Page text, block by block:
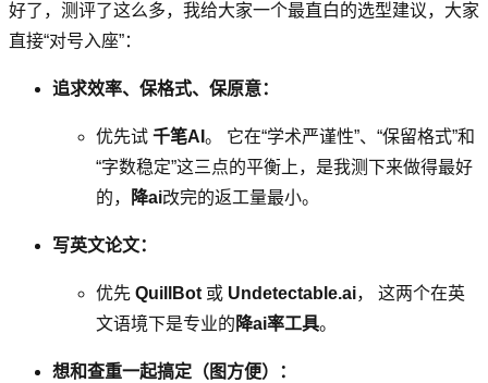
好了，测评了这么多，我给大家一个最直白的选型建议，大家
直接“对号入座”：
追求效率、保格式、保原意：
优先试 千笔AI 。 它在“学术严谨性”、“保留格式”和
“字数稳定”这三点的平衡上，是我测下来做得最好
的，
降ai改完的返工量最小。
写英文论文：
优先 QuillBot 或 Undetectable.ai， 这两个在英
文语境下是专业的 降ai率工具。
想和查重一起搞定（图方便）：